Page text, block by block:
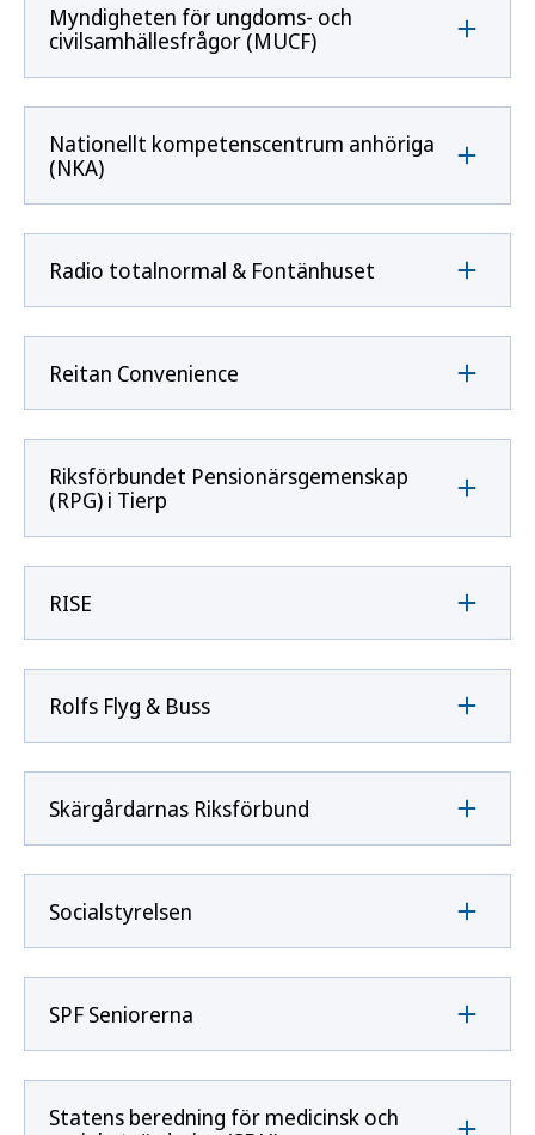
Myndigheten för ungdoms- och
civilsamhällesfrågor (MUCF)
Nationellt kompetenscentrum anhöriga
(NKA)
Radio totalnormal & Fontänhuset
Reitan Convenience
Riksförbundet Pensionärsgemenskap
(RPG) i Tierp
RISE
Rolfs Flyg & Buss
Skärgårdarnas Riksförbund
Socialstyrelsen
SPF Seniorerna
Statens beredning för medicinsk och